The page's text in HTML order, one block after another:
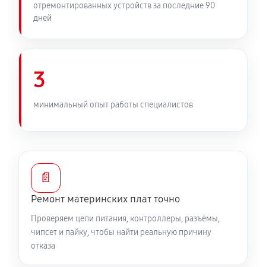
отремонтированных устройств за последние 90
дней
3
минимальный опыт работы специалистов
📄
Ремонт материнских плат точно
Проверяем цепи питания, контроллеры, разъёмы,
чипсет и пайку, чтобы найти реальную причину
отказа